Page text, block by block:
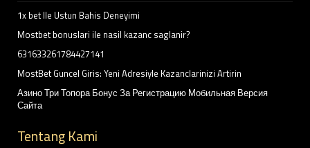
1x bet Ile Ustun Bahis Deneyimi
Mostbet bonuslari ile nasil kazanc saglanir?
631633261784427141
MostBet Guncel Giris: Yeni Adresiyle Kazanclarinizi Artirin
Азино Три Топора Бонус За Регистрацию Мобильная Версия
Сайта
Tentang Kami